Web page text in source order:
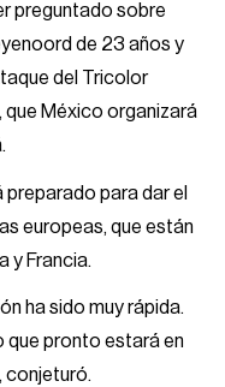
preguntado sobre
de 23 años y
del Tricolor
que México organizará
preparado para dar el
europeas, que están
y Francia.
ha sido muy rápida.
que pronto estará en
conjeturó.